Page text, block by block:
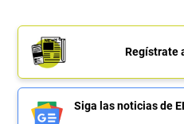
Regístrate
Siga las noticias de